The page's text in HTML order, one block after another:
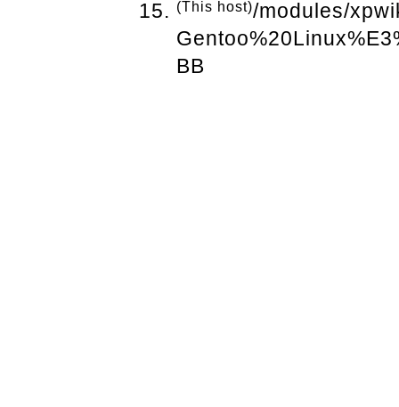
(This host)/modules/
BB